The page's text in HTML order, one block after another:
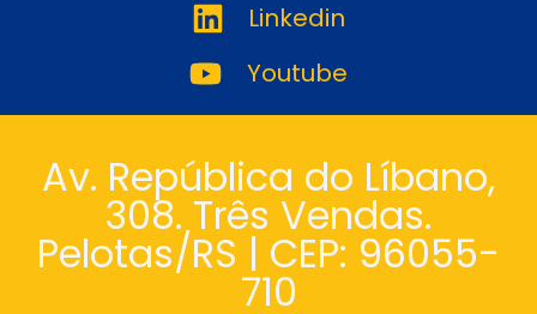
Linkedin
Youtube
Av. República do Líbano,
308. Três Vendas.
Pelotas/RS | CEP: 96055-
710